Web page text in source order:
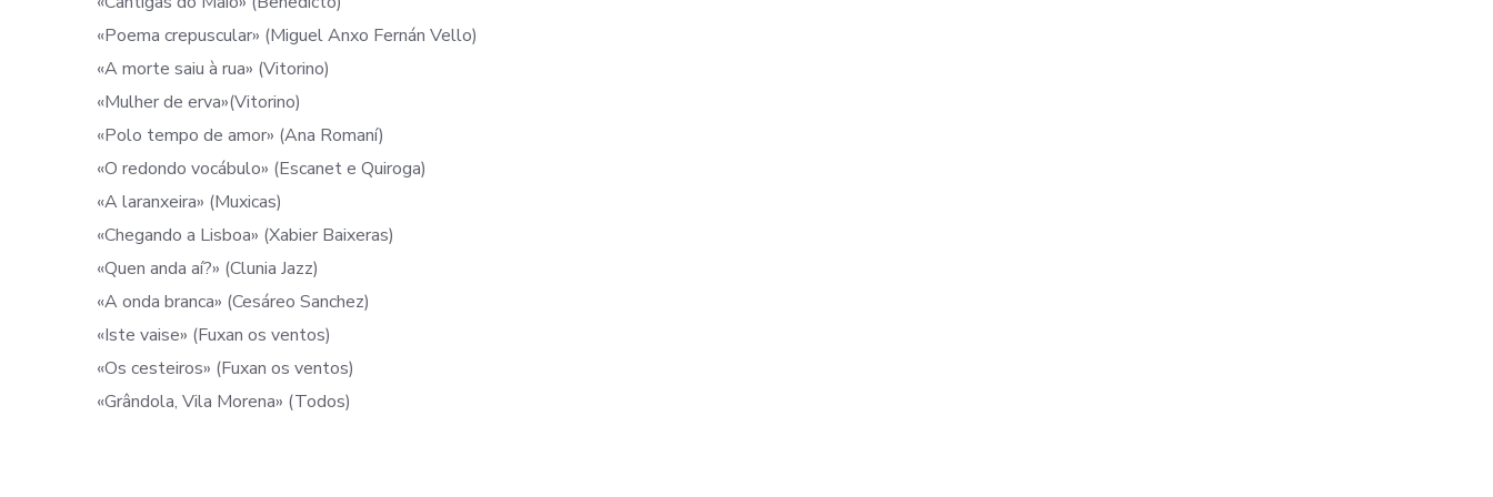
«Poema crepuscular» (Miguel Anxo Fernán Vello)
«A morte saiu à rua» (Vitorino)
«Mulher de erva»(Vitorino)
«Polo tempo de amor» (Ana Romaní)
«O redondo vocábulo» (Escanet e Quiroga)
«A laranxeira» (Muxicas)
«Chegando a Lisboa» (Xabier Baixeras)
«Quen anda aí?» (Clunia Jazz)
«A onda branca» (Cesáreo Sanchez)
«Iste vaise» (Fuxan os ventos)
«Os cesteiros» (Fuxan os ventos)
«Grândola, Vila Morena» (Todos)